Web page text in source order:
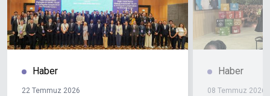
Haber
22 Temmuz 2026
Haber
08 Temmuz 2026